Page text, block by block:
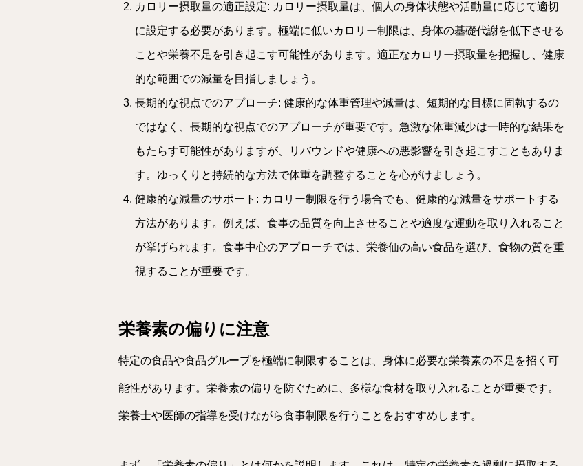
カロリー摂取量の適正設定: カロリー摂取量は、個人の身体状態や活動量に応じて適切
に設定する必要があります。極端に低いカロリー制限は、身体の基礎代謝を低下させる
ことや栄養不足を引き起こす可能性があります。適正なカロリー摂取量を把握し、健康
的な範囲での減量を目指しましょう。
長期的な視点でのアプローチ: 健康的な体重管理や減量は、短期的な目標に固執するの
ではなく、長期的な視点でのアプローチが重要です。急激な体重減少は一時的な結果を
もたらす可能性がありますが、リバウンドや健康への悪影響を引き起こすこともありま
す。ゆっくりと持続的な方法で体重を調整することを心がけましょう。
健康的な減量のサポート: カロリー制限を行う場合でも、健康的な減量をサポートする
方法があります。例えば、食事の品質を向上させることや適度な運動を取り入れること
が挙げられます。食事中心のアプローチでは、栄養価の高い食品を選び、食物の質を重
視することが重要です。
栄養素の偏りに注意
特定の食品や食品グループを極端に制限することは、身体に必要な栄養素の不足を招く可
能性があります。栄養素の偏りを防ぐために、多様な食材を取り入れることが重要です。
栄養士や医師の指導を受けながら食事制限を行うことをおすすめします。